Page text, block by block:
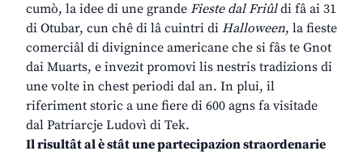
cumò, la idee di une grande Fieste dal Friûldi fâ ai 31
di Otubar, cun chê di lâ cuintri di Halloween, la fieste
comerciâl di divignince americane che si fâs te Gnot
dai Muarts, e invezit promovi lis nestris tradizions di
une volte in chest periodi dal an. In plui, il
riferiment storic a une fiere di 600 agns fa visitade
dal Patriarcje Ludovì di Tek.
Il risultât al è stât une partecipazion straordenarie